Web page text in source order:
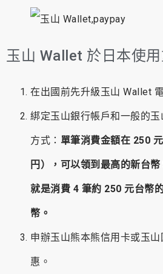
玉山 Wallet 於日本使
在出國前先升級玉山 Wallet
綁定玉山銀行帳戶和一般的
方式： 單筆消費金額在 250
円），可以領到最高的新台
就是消費 4 筆約 250 元台幣
幣。
申辦玉山熊本熊信用卡或玉
惠。